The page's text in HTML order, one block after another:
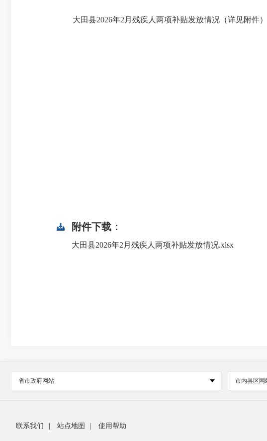
大田县2026年2月残疾人两项补贴发放情况（详见附件）
附件下载：
大田县2026年2月残疾人两项补贴发放情况.xlsx
省市政府网站 市内县区网
联系我们 站点地图 使用帮助